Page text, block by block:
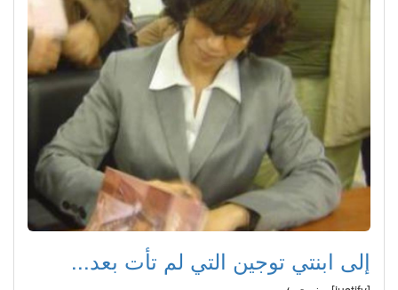
إلى ابنتي توجين التي لم تأت بعد...